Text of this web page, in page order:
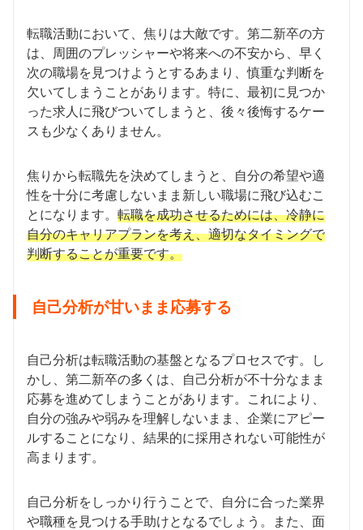
転職活動において、焦りは大敵です。第二新卒の方
は、周囲のプレッシャーや将来への不安から、早く
次の職場を見つけようとするあまり、慎重な判断を
欠いてしまうことがあります。特に、最初に見つか
った求人に飛びついてしまうと、後々後悔するケー
スも少なくありません。
焦りから転職先を決めてしまうと、自分の希望や適
性を十分に考慮しないまま新しい職場に飛び込むこ
とになります。 転職を成功させるためには、冷静に
自分のキャリアプランを考え、適切なタイミングで
判断することが重要です。
自己分析が甘いまま応募する
自己分析は転職活動の基盤となるプロセスです。し
かし、第二新卒の多くは、自己分析が不十分なまま
応募を進めてしまうことがあります。これにより、
自分の強みや弱みを理解しないまま、企業にアピー
ルすることになり、結果的に採用されない可能性が
高まります。
自己分析をしっかり行うことで、自分に合った業界
や職種を見つける手助けとなるでしょう。また、面